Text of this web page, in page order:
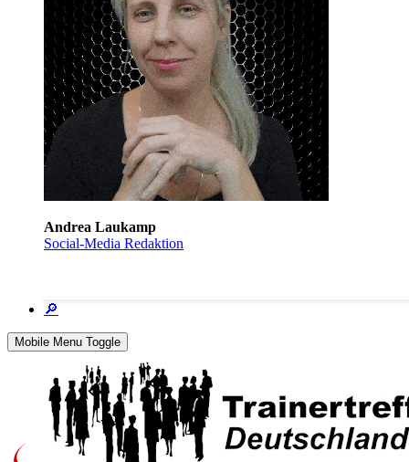
Andrea Laukamp
Social-Media Redaktion
🔎
Mobile Menu Toggle